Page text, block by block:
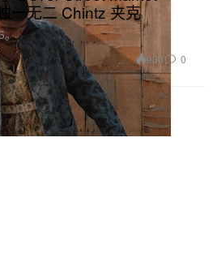
一无二 Chintz 夹克
。
930 0